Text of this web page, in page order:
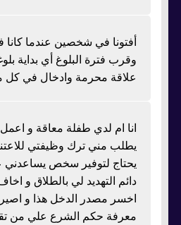
أفتونا في شخصين عندما كانا
وقرب فترة البلوغ أي بداية
علاقة محرمة وادخال في كل
انا ام لدي طفلة معاقة و
يطلب مني ترك وظيفتي
يحتاج لتوفير سخص يساعدني
دائم التهديد لي بالطلاق و
اخسر مصدر الدخل هذا و اصير
معرفة حكم الشرع علي من